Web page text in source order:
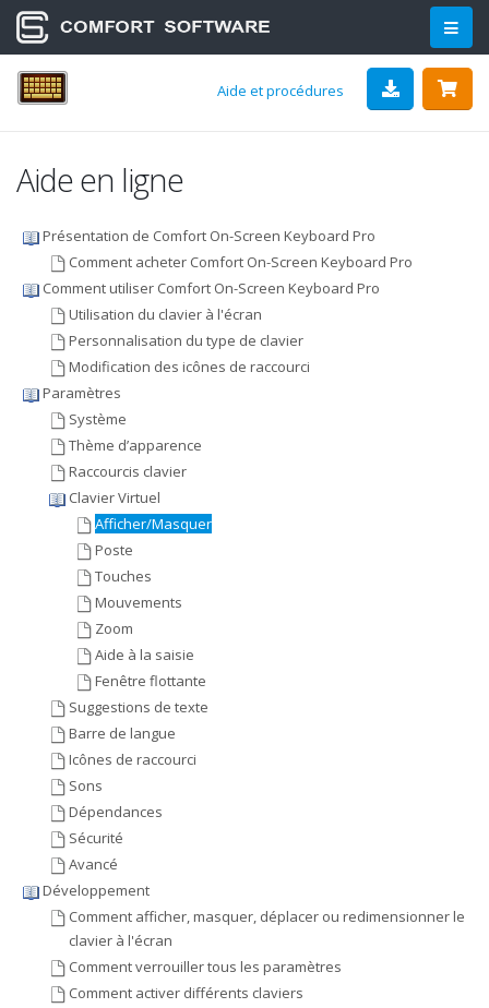
Aide et procédures
Aide en ligne
Présentation de Comfort On-Screen Keyboard Pro
Comment acheter Comfort On-Screen Keyboard Pro
Comment utiliser Comfort On-Screen Keyboard Pro
Utilisation du clavier à l'écran
Personnalisation du type de clavier
Modification des icônes de raccourci
Paramètres
Système
Thème d’apparence
Raccourcis clavier
Clavier Virtuel
Afficher/Masquer
Poste
Touches
Mouvements
Zoom
Aide à la saisie
Fenêtre flottante
Suggestions de texte
Barre de langue
Icônes de raccourci
Sons
Dépendances
Sécurité
Avancé
Développement
Comment afficher, masquer, déplacer ou redimensionner le
clavier à l'écran
Comment verrouiller tous les paramètres
Comment activer différents claviers